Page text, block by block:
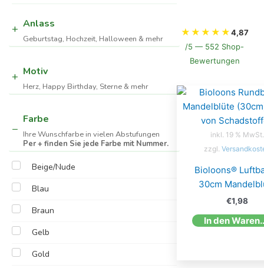
Anlass
Geburtstag, Hochzeit, Halloween & mehr
Motiv
Herz, Happy Birthday, Sterne & mehr
Farbe
Ihre Wunschfarbe in vielen Abstufungen
Per + finden Sie jede Farbe mit Nummer.
Beige/Nude
Blau
Braun
Gelb
Gold
★ ★ ★ ★ ★4,87
/5 — 552 Shop-
Bewertungen
inkl. 19 % MwSt.
zzgl.
Bioloons®
30cm
€1,98
In